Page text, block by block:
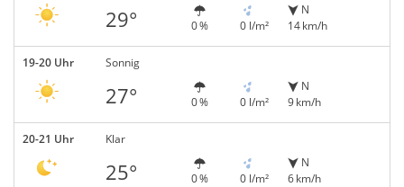
29° 0 % 0 l/m²
N
14 km/h
19-20 Uhr Sonnig
27° 0 % 0 l/m²
N
9 km/h
20-21 Uhr Klar
25° 0 % 0 l/m²
N
6 km/h